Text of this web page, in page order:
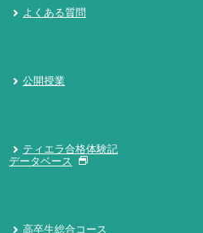
よくある質問
公開授業
ティエラ合格体験記
データベース
高卒生総合コース